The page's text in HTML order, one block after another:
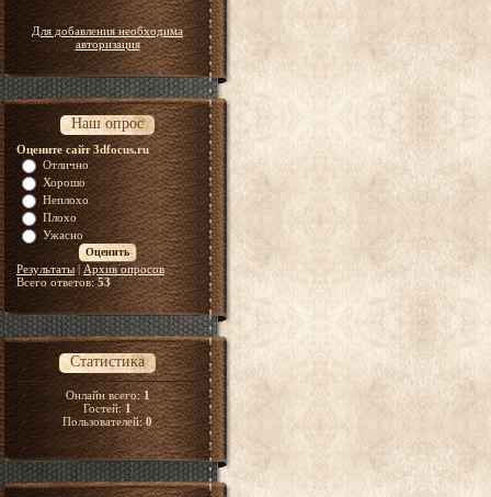
Для добавления необходима
авторизация
Наш опрос
Оцените сайт 3dfocus.ru
Отлично
Хорошо
Неплохо
Плохо
Ужасно
Результаты| Архив опросов
Всего ответов:53
Статистика
Онлайн всего:1
Гостей:1
Пользователей:0